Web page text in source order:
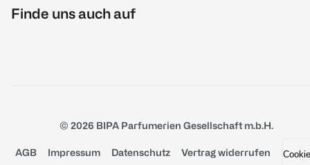
Finde uns auch auf
© 2026 BIPA Parfumerien Gesellschaft m.b.H.
AGB Impressum Datenschutz Vertrag widerrufen